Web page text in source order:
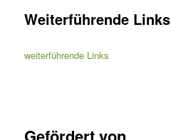
Weiterführende Links
weiterführende Links